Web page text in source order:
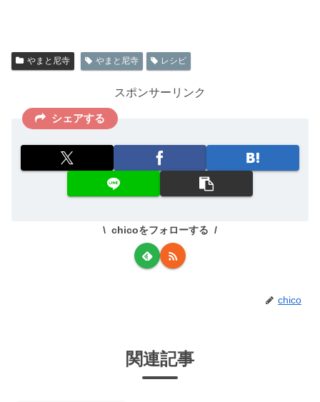
やまと尼寺 やまと尼寺 レシピ
スポンサーリンク
シェアする
chicoをフォローする
chico
関連記事